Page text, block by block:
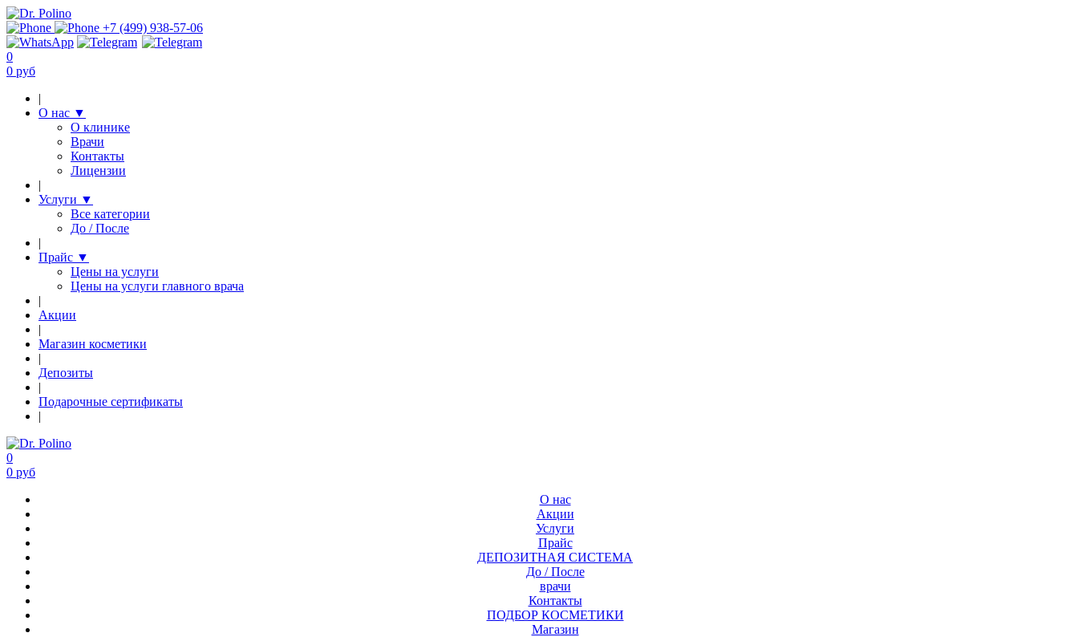
+7 (499) 938-57-06
0
0 руб
|
О нас ▼
О клинике
Врачи
Контакты
Лицензии
|
Услуги ▼
Все категории
До / После
|
Прайс ▼
Цены на услуги
Цены на услуги главного врача
|
Акции
|
Магазин косметики
|
Депозиты
|
Подарочные сертификаты
|
0
0 руб
О нас
Акции
Услуги
Прайс
ДЕПОЗИТНАЯ СИСТЕМА
До / После
врачи
Контакты
ПОДБОР КОСМЕТИКИ
Магазин